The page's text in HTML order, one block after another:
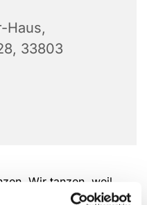
Haus,
33803
Wir tanzen, weil
Gesundheit gut tut